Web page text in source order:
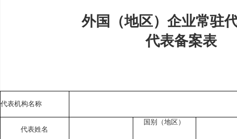
外国（地区）企业常驻
代表备案表
代表机构名称
代表姓名
国别（地区）